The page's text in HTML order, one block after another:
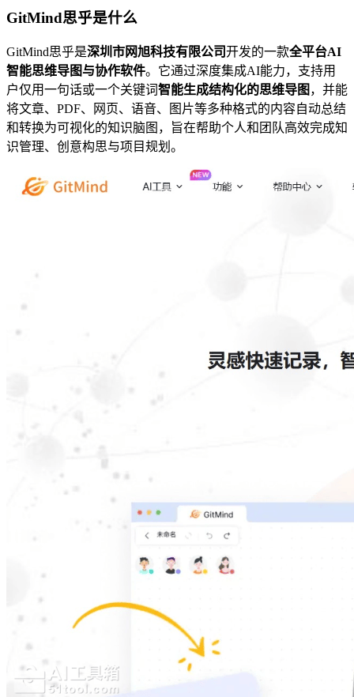
GitMind思乎是什么
GitMind思乎是深圳市网旭科技有限公司开发的一款全平台AI
智能思维导图与协作软件。它通过深度集成AI能力，支持用
户仅用一句话或一个关键词智能生成结构化的思维导图 ，并能
将文章、PDF、网页、语音、图片等多种格式的内容自动总结
和转换为可视化的知识脑图，旨在帮助个人和团队高效完成知
识管理、创意构思与项目规划。